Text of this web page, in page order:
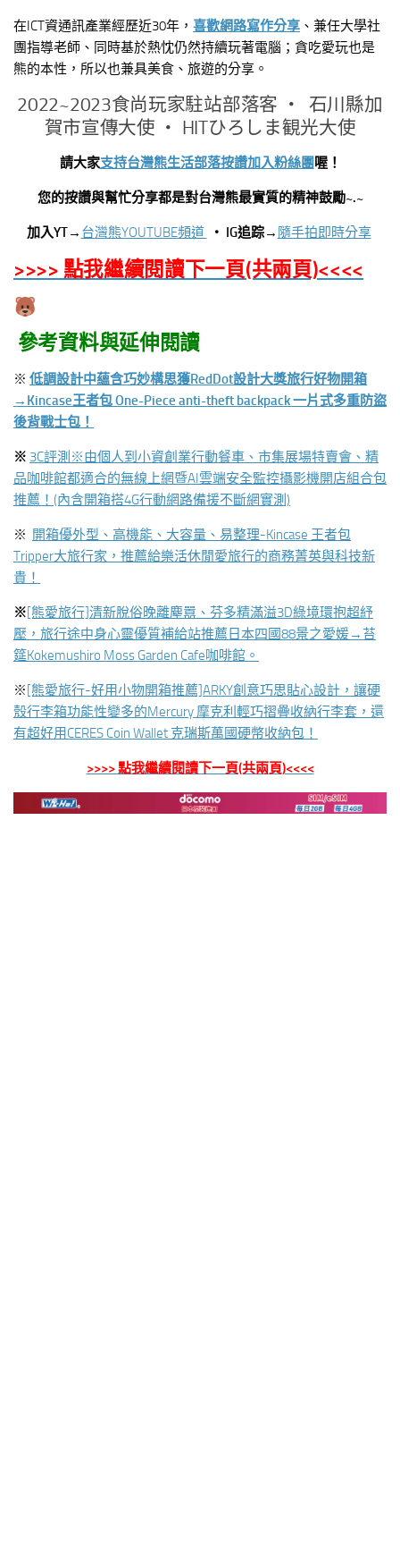
在ICT資通訊產業經歷近30年， 喜歡網路寫作分享 、兼任大學社
團指導老師、同時基於熱忱仍然持續玩著電腦；貪吃愛玩也是
熊的本性，所以也兼具美食、旅遊的分享。
2022~2023食尚玩家駐站部落客 ‧ 石川縣加
賀市宣傳大使 ‧ HITひろしま観光大使
請大家支持台灣熊生活部落按讚加入粉絲團喔！
您的按讚與幫忙分享都是對台灣熊最實質的精神鼓勵~.~
加入YT→ 台灣熊YOUTUBE頻道 ‧ IG追踪→ 隨手拍即時分享
>>>> 點我繼續閱讀下一頁(共兩頁)<<<<
參考資料與延伸閱讀
※ 低調設計中蘊含巧妙構思獲RedDot設計大獎旅行好物開箱
→Kincase王者包 One-Piece anti-theft backpack一片式多重防盜
後背戰士包！
※ 3C評測※由個人到小資創業行動餐車、市集展場特賣會、精
品咖啡館都適合的無線上網暨AI雲端安全監控攝影機開店組合包
推薦！(內含開箱搭4G行動網路備援不斷網實測)
※ 開箱優外型、高機能、大容量、易整理-Kincase 王者包
Tripper大旅行家，推薦給樂活休閒愛旅行的商務菁英與科技新
貴！
※[熊愛旅行]清新脫俗晚離塵囂、芬多精滿溢3D綠境環抱超紓
壓，旅行途中身心靈優質補給站推薦日本四國88景之愛媛→苔
筵Kokemushiro Moss Garden Cafe咖啡館。
※ [熊愛旅行-好用小物開箱推薦]ARKY創意巧思貼心設計，讓硬
殼行李箱功能性變多的Mercury 摩克利輕巧摺疊收納行李套，還
有超好用CERES Coin Wallet 克瑞斯萬國硬幣收納包！
>>>> 點我繼續閱讀下一頁(共兩頁)<<<<